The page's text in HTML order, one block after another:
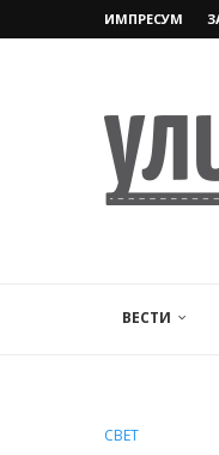
ИМПРЕСУМ
ВЕСТИ
СВЕТ